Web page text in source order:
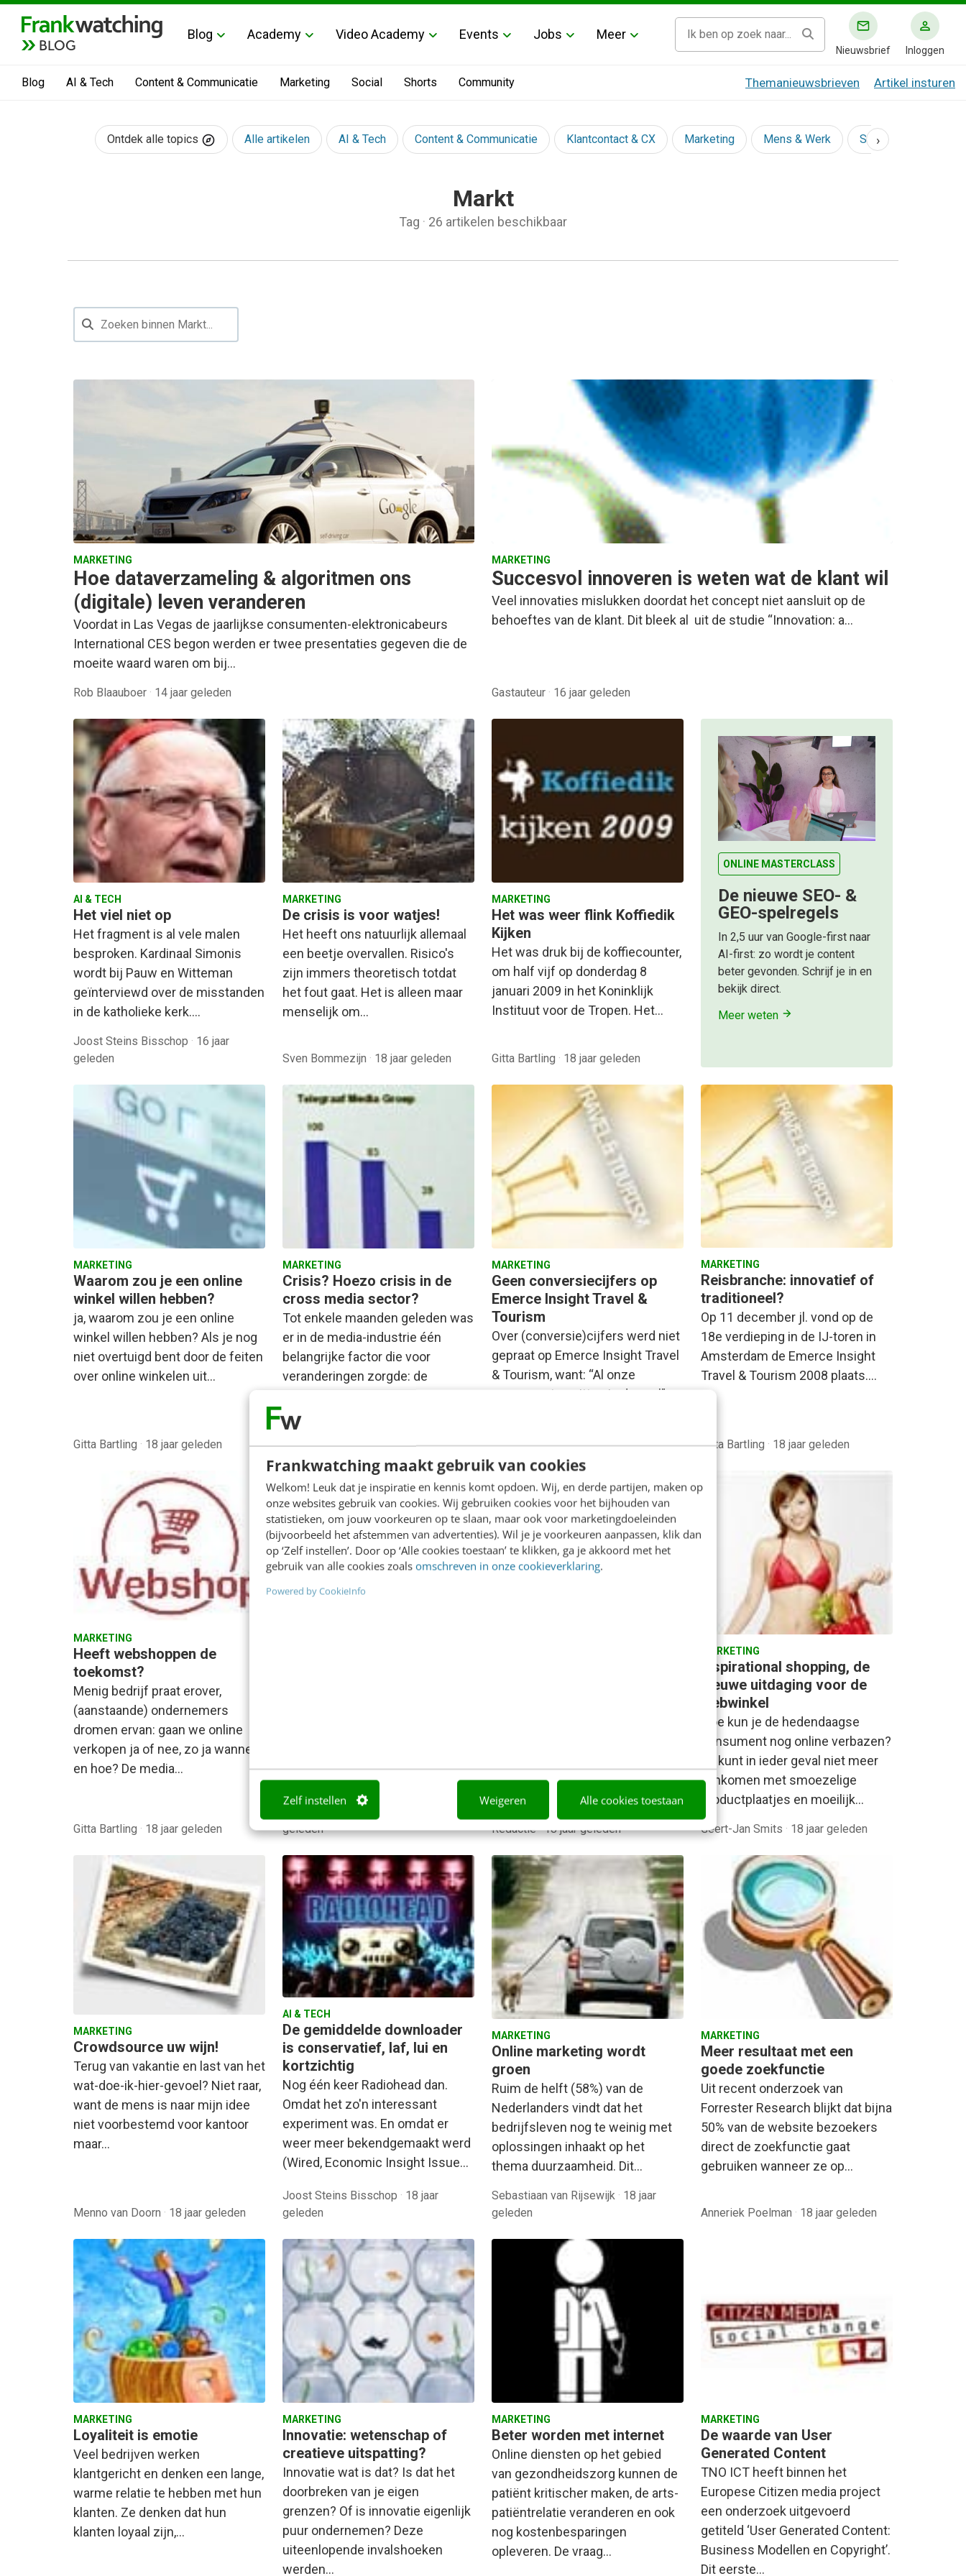
Frankwatching maakt gebruik van cookies
Welkom! Leuk dat je inspiratie en kennis komt opdoen. Wij, en derde partijen, maken op
onze websites gebruik van cookies. Wij gebruiken cookies voor het bijhouden van
statistieken, om jouw voorkeuren op te slaan, maar ook voor marketingdoeleinden
(bijvoorbeeld het afstemmen van advertenties). Wil je je voorkeuren aanpassen, klik dan
op ‘Zelf instellen’. Door op ‘Alle cookies toestaan’ te klikken, ga je akkoord met het
gebruik van alle cookies zoals omschreven in onze cookieverklaring.
Powered by CookieInfo
Zelf instellen Weigeren Alle cookies toestaan
BLOG
Blog Academy Video Academy Events Jobs Meer
Nieuwsbrief Inloggen
Blog AI & Tech Content & Communicatie Marketing Social Shorts Community Themanieuwsbrieven Artikel insturen
Ontdek alle topics Alle artikelen AI & Tech Content & Communicatie Klantcontact & CX Marketing Mens & Werk Social
›
Markt
Tag · 26 artikelen beschikbaar
MARKETING
Hoe dataverzameling & algoritmen ons
(digitale) leven veranderen
Voordat in Las Vegas de jaarlijkse consumenten-elektronicabeurs
International CES begon werden er twee presentaties gegeven die de
moeite waard waren om bij…
Rob Blaauboer · 14 jaar geleden
MARKETING
Succesvol innoveren is weten wat de klant wil
Veel innovaties mislukken doordat het concept niet aansluit op de
behoeftes van de klant. Dit bleek al uit de studie “Innovation: a…
Gastauteur · 16 jaar geleden
AI & TECH
Het viel niet op
Het fragment is al vele malen
besproken. Kardinaal Simonis
wordt bij Pauw en Witteman
geïnterviewd over de misstanden
in de katholieke kerk.…
Joost Steins Bisschop · 16 jaar
geleden
MARKETING
De crisis is voor watjes!
Het heeft ons natuurlijk allemaal
een beetje overvallen. Risico's
zijn immers theoretisch totdat
het fout gaat. Het is alleen maar
menselijk om…
Sven Bommezijn · 18 jaar geleden
MARKETING
Het was weer flink Koffiedik
Kijken
Het was druk bij de koffiecounter,
om half vijf op donderdag 8
januari 2009 in het Koninklijk
Instituut voor de Tropen. Het…
Gitta Bartling · 18 jaar geleden
ONLINE MASTERCLASS
De nieuwe SEO- &
GEO-spelregels
In 2,5 uur van Google-first naar
AI-first: zo wordt je content
beter gevonden. Schrijf je in en
bekijk direct.
Meer weten
MARKETING
Waarom zou je een online
winkel willen hebben?
ja, waarom zou je een online
winkel willen hebben? Als je nog
niet overtuigd bent door de feiten
over online winkelen uit…
Gitta Bartling · 18 jaar geleden
MARKETING
Crisis? Hoezo crisis in de
cross media sector?
Tot enkele maanden geleden was
er in de media-industrie één
belangrijke factor die voor
veranderingen zorgde: de
weken is…
Lia Vieveen· 18 jaar geleden
MARKETING
Geen conversiecijfers op
Emerce Insight Travel &
Tourism
Over (conversie)cijfers werd niet
gepraat op Emerce Insight Travel
& Tourism, want: “Al onze
concurrenten zitten in de zaal”
Anneriek Poelman· 18 jaar geleden
MARKETING
Reisbranche: innovatief of
traditioneel?
Op 11 december jl. vond op de
18e verdieping in de IJ-toren in
Amsterdam de Emerce Insight
Travel & Tourism 2008 plaats.…
Gitta Bartling · 18 jaar geleden
MARKETING
Heeft webshoppen de
toekomst?
Menig bedrijf praat erover,
(aanstaande) ondernemers
dromen ervan: gaan we online
verkopen ja of nee, zo ja wanneer
en hoe? De media…
Gitta Bartling · 18 jaar geleden
geleden
communicatie van alle…
Redactie· 18 jaar geleden
MARKETING
Inspirational shopping, de
nieuwe uitdaging voor de
webwinkel
Hoe kun je de hedendaagse
consument nog online verbazen?
Je kunt in ieder geval niet meer
aankomen met smoezelige
productplaatjes en moeilijk…
Geert-Jan Smits · 18 jaar geleden
MARKETING
Crowdsource uw wijn!
Terug van vakantie en last van het
wat-doe-ik-hier-gevoel? Niet raar,
want de mens is naar mijn idee
niet voorbestemd voor kantoor
maar…
Menno van Doorn · 18 jaar geleden
AI & TECH
De gemiddelde downloader
is conservatief, laf, lui en
kortzichtig
Nog één keer Radiohead dan.
Omdat het zo'n interessant
experiment was. En omdat er
weer meer bekendgemaakt werd
(Wired, Economic Insight Issue…
Joost Steins Bisschop · 18 jaar
geleden
MARKETING
Online marketing wordt
groen
Ruim de helft (58%) van de
Nederlanders vindt dat het
bedrijfsleven nog te weinig met
oplossingen inhaakt op het
thema duurzaamheid. Dit…
Sebastiaan van Rijsewijk · 18 jaar
geleden
MARKETING
Meer resultaat met een
goede zoekfunctie
Uit recent onderzoek van
Forrester Research blijkt dat bijna
50% van de website bezoekers
direct de zoekfunctie gaat
gebruiken wanneer ze op…
Anneriek Poelman · 18 jaar geleden
MARKETING
Loyaliteit is emotie
Veel bedrijven werken
klantgericht en denken een lange,
warme relatie te hebben met hun
klanten. Ze denken dat hun
klanten loyaal zijn,…
MARKETING
Innovatie: wetenschap of
creatieve uitspatting?
Innovatie wat is dat? Is dat het
doorbreken van je eigen
grenzen? Of is innovatie eigenlijk
puur ondernemen? Deze
uiteenlopende invalshoeken
werden…
MARKETING
Beter worden met internet
Online diensten op het gebied
van gezondheidszorg kunnen de
patiënt kritischer maken, de arts-
patiëntrelatie veranderen en ook
nog kostenbesparingen
opleveren. De vraag…
MARKETING
De waarde van User
Generated Content
TNO ICT heeft binnen het
Europese Citizen media project
een onderzoek uitgevoerd
getiteld ‘User Generated Content:
Business Modellen en Copyright’.
Dit eerste…